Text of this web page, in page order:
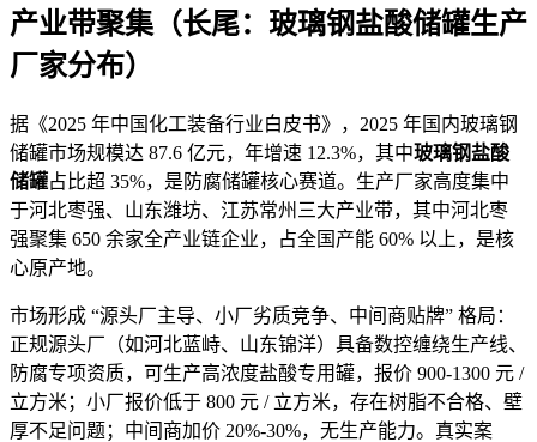
产业带聚集（长尾：玻璃钢盐酸储罐生产
厂家分布）
据《2025 年中国化工装备行业白皮书》 ，2025 年国内玻璃钢
储罐市场规模达 87.6 亿元，年增速 12.3%，其中玻璃钢盐酸
储罐占比超 35%，是防腐储罐核心赛道。生产厂家高度集中
于河北枣强、山东潍坊、江苏常州三大产业带，其中河北枣
强聚集 650 余家全产业链企业，占全国产能 60% 以上，是核
心原产地。
市场形成 “源头厂主导、小厂劣质竞争、中间商贴牌” 格局：
正规源头厂（如河北蓝峙、山东锦洋）具备数控缠绕生产线、
防腐专项资质，可生产高浓度盐酸专用罐，报价 900-1300 元 /
立方米；小厂报价低于 800 元 / 立方米，存在树脂不合格、壁
厚不足问题；中间商加价 20%-30%，无生产能力。真实案